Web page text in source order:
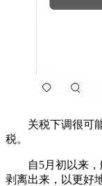
关税下调很可能
税。
自5月初以来，
剥离出来，以更好